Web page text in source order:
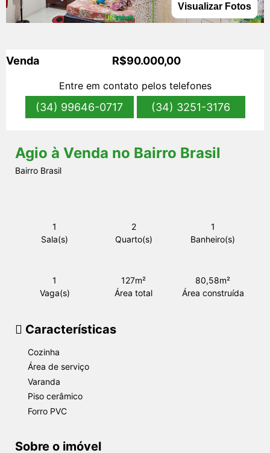
s
Visualizar Fotos
Venda R$90.000,00
Entre em contato pelos telefones
(34) 99646-0717 (34) 3251-3176
Agio à Venda no Bairro Brasil
Bairro Brasil
1
Sala(s)
2
Quarto(s)
1
Banheiro(s)
1
Vaga(s)
127m²
Área total
80,58m²
Área construída
Características
Cozinha
Área de serviço
Varanda
Piso cerâmico
Forro PVC
Sobre o imóvel